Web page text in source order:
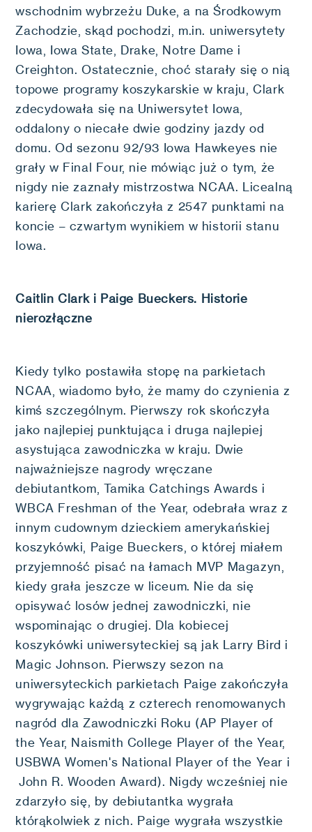
wschodnim wybrzeżu Duke, a na Środkowym
Zachodzie, skąd pochodzi, m.in. uniwersytety
Iowa, Iowa State, Drake, Notre Dame i
Creighton. Ostatecznie, choć starały się o nią
topowe programy koszykarskie w kraju, Clark
zdecydowała się na Uniwersytet Iowa,
oddalony o niecałe dwie godziny jazdy od
domu. Od sezonu 92/93 Iowa Hawkeyes nie
grały w Final Four, nie mówiąc już o tym, że
nigdy nie zaznały mistrzostwa NCAA. Licealną
karierę Clark zakończyła z 2547 punktami na
koncie – czwartym wynikiem w historii stanu
Iowa.
Caitlin Clark i Paige Bueckers. Historie
nierozłączne
Kiedy tylko postawiła stopę na parkietach
NCAA, wiadomo było, że mamy do czynienia z
kimś szczególnym. Pierwszy rok skończyła
jako najlepiej punktująca i druga najlepiej
asystująca zawodniczka w kraju. Dwie
najważniejsze nagrody wręczane
debiutantkom, Tamika Catchings Awards i
WBCA Freshman of the Year, odebrała wraz z
innym cudownym dzieckiem amerykańskiej
koszykówki, Paige Bueckers, o której miałem
przyjemność pisać na łamach MVP Magazyn,
kiedy grała jeszcze w liceum. Nie da się
opisywać losów jednej zawodniczki, nie
wspominając o drugiej. Dla kobiecej
koszykówki uniwersyteckiej są jak Larry Bird i
Magic Johnson. Pierwszy sezon na
uniwersyteckich parkietach Paige zakończyła
wygrywając każdą z czterech renomowanych
nagród dla Zawodniczki Roku (AP Player of
the Year, Naismith College Player of the Year,
USBWA Women's National Player of the Year i
John R. Wooden Award). Nigdy wcześniej nie
zdarzyło się, by debiutantka wygrała
którąkolwiek z nich. Paige wygrała wszystkie